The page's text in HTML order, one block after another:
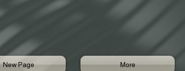
New Page More